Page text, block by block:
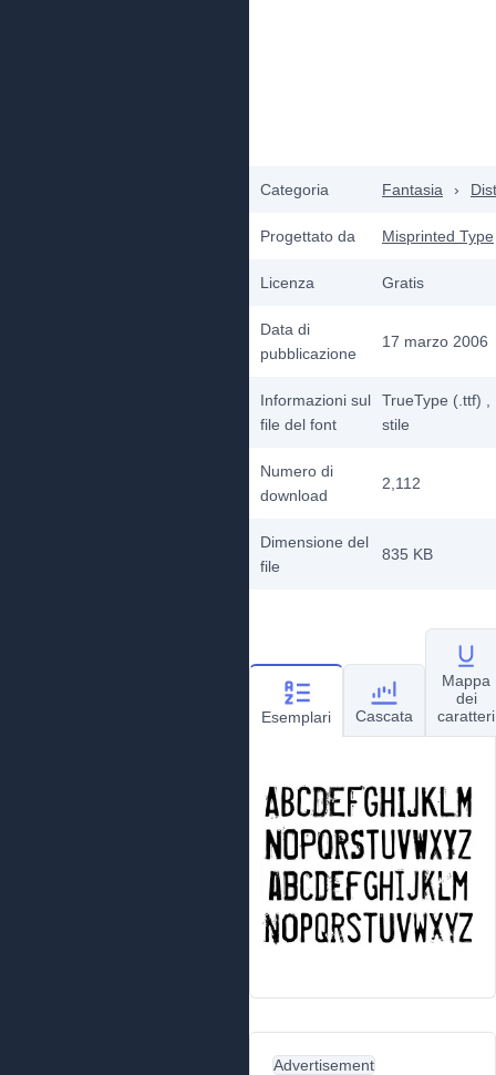
Categoria Fantasia ›
Progettato da Misprinted Type
Licenza Gratis
Data di
pubblicazione
17 marzo 2006
Informazioni sul
file del font
TrueType (.ttf)
stile
Numero di
download
2,112
Dimensione del
file
835 KB
Esemplari Cascata
Mappa
dei
caratteri
Advertisement